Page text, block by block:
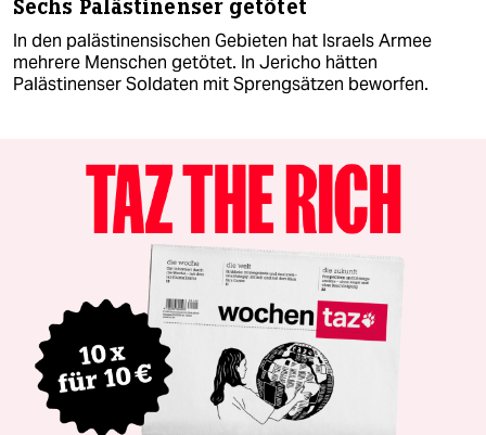
Sechs Palästinenser getötet
In den palästinensischen Gebieten hat Israels Armee
mehrere Menschen getötet. In Jericho hätten
Palästinenser Soldaten mit Sprengsätzen beworfen.